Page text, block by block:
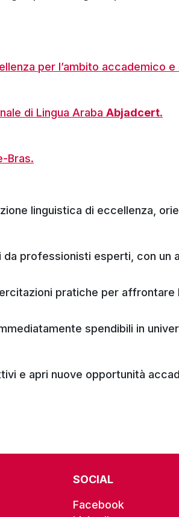
per l’ambito accademico
di Lingua Araba Abjadcert.
Bras.
linguistica di eccellenza,
da professionisti esperti, con un
pratiche per affrontare
spendibili in
e apri nuove opportunità
SOCIAL
Facebook